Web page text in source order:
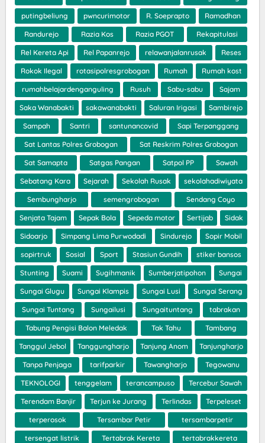
putingbeliung pwncurimotor R. Soeprapto Ramadhan
Randurejo Razia Kos Razia PGOT Rekapitulasi
Rel Kereta Api Rel Papanrejo relawanjalanrusak Reses
Rokok Ilegal rotasipolresgrobogan Rumah Rumah kost
rumahbelajardenganguling Rusuh Sabu-sabu Sajam
Saka Wanabakti sakawanabakti Saluran Irigasi Sambirejo
Sampah Santri santunancovid Sapi Terpanggang
Sat Lantas Polres Grobogan Sat Reskrim Polres Grobogan
Sat Samapta Satgas Pangan Satpol PP Sawah
Sebatang Kara Sejarah Sekolah Rusak sekolahadiwiyata
Sembungharjo semengrobogan Sendang Coyo
Senjata Tajam Sepak Bola Sepeda motor Sertijab Sidak
Sidoarjo Simpang Lima Purwodadi Sindurejo Sopir Mobil
sopirtruk Sosial Sport Stasiun Gundih stiker bansos
Stunting Suami Sugihmanik Sumberjatipohon Sungai
Sungai Glugu Sungai Klampis Sungai Lusi Sungai Serang
Sungai Tuntang Sungailusi Sungaituntang tabrakan
Tabung Pengisi Balon Meledak Tak Tahu Tambang
Tanggul Jebol Tanggungharjo Tanjung Anom Tanjungharjo
Tanpa Penjaga tarifparkir Tawangharjo Tegowanu
TEKNOLOGI tenggelam terancampuso Tercebur Sawah
Terendam Banjir Terjun ke Jurang Terlindas Terpeleset
terperosok Tersambar Petir tersambarpetir
tersengat listrik Tertabrak Kereta tertabrakkereta